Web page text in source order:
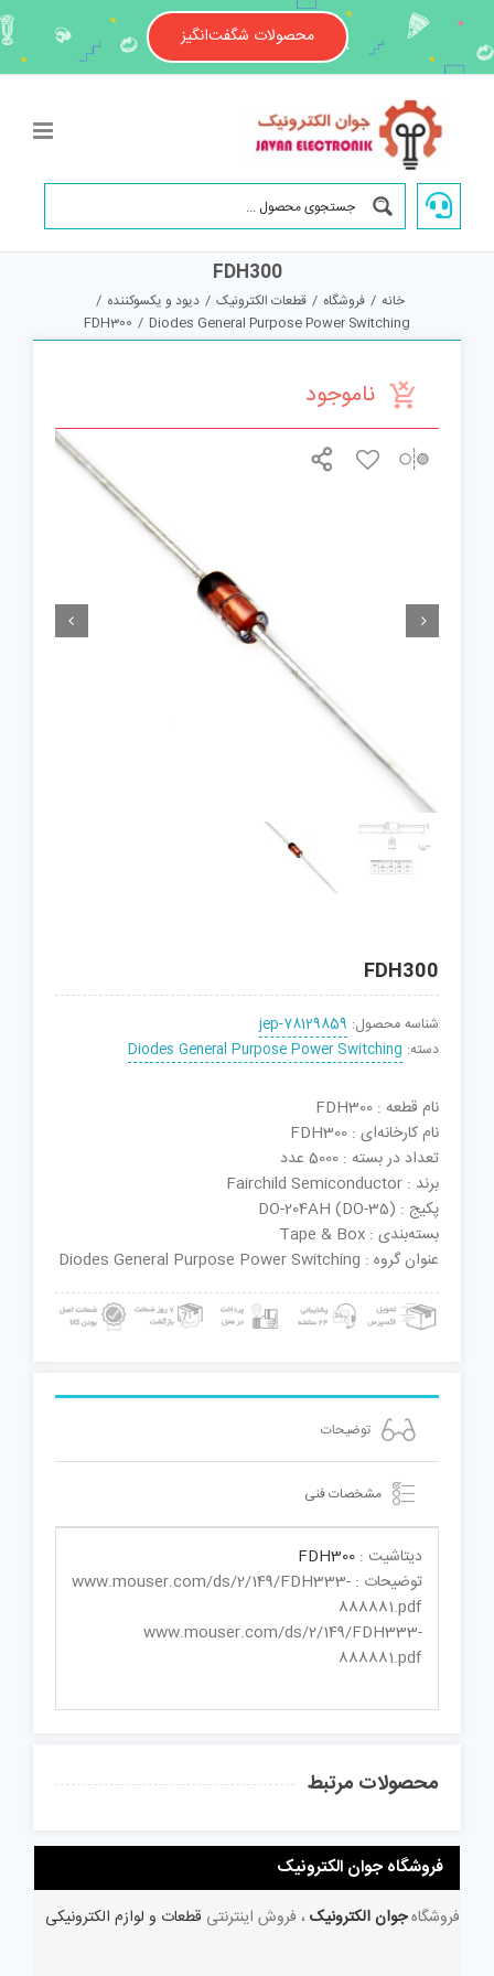
content
محصولات شگفت‌انگیز
FDH300
خانه / فروشگاه / قطعات الکترونیک / دیود و یکسوکننده /
Diodes General Purpose Power Switching
/
FDH300
ناموجود
 
FDH300
شناسه محصول: jep-78129859
دسته: Diodes General Purpose Power Switching
نام قطعه : FDH300
نام کارخانه‌ای : FDH300
تعداد در بسته : 5000 عدد
برند : Fairchild Semiconductor
پکیج : DO-204AH (DO-35)
بسته‌بندی : Tape & Box
عنوان گروه : Diodes General Purpose Power Switching
توضیحات
مشخصات فنی
دیتاشیت : FDH300
توضیحات : www.mouser.com/ds/2/149/FDH333-
888881.pdf
www.mouser.com/ds/2/149/FDH333-
888881.pdf
محصولات مرتبط
فروشگاه جوان الکترونیک
فروشگاهجوان الکترونیک ، فروش اینترنتی قطعات و لوازم الکترونیکی